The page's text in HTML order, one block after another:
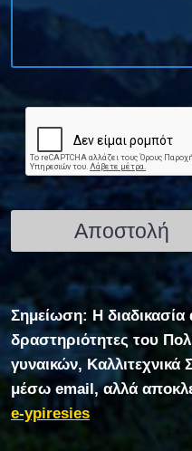
Σημείωση: Η διαδικασία
δραστηριότητες του
γυναικών, Καλλιτεχνικά
μέσω email, αλλά
e-ypiresies